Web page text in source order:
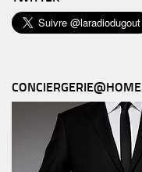
CONCIERGERIE@HOME